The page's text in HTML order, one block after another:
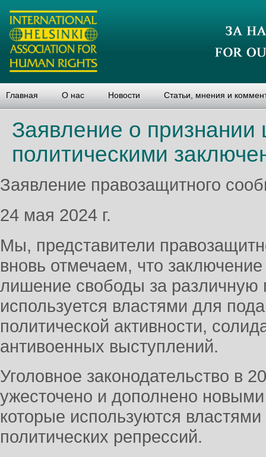
Главная О нас Новости Статьи, мнения и
Заявление о признании
политическими
Заявление правозащитного
24 мая 2024 г.
Мы, представители
вновь отмечаем, что
лишение свободы за различную
используется властями для
политической активности,
антивоенных выступлений.
Уголовное законодательство в
ужесточено и дополнено
которые используются
политических репрессий.